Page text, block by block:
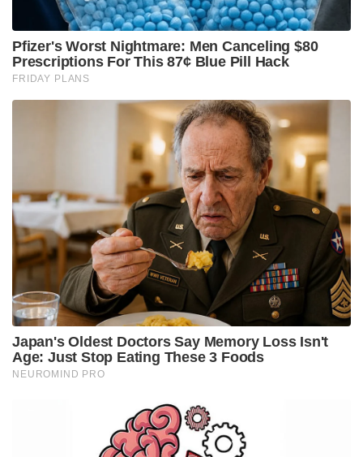
1950 കളിലാണ് ഈ റൈഫിളുകളുടെ പിറവി.
വിയറ്റ്നാം യുദ്ധത്തിനിടെ ജംഗിൾ വാർഫെയറിന്
വേണ്ടിയായിരുന്നു ഈ റൈഫിളുകൾ ആദ്യം
നിർമ്മിച്ചത്. കുറഞ്ഞഭാരം, കൃത്യത, പ്രഹരശേഷി
കരുത്തുറ്റതാക്കുന്നത്. 550 മീറ്ററാണ് ഈ
റൈഫിളുകളുടെ ദൂരപരിധി. 3600 മീറ്ററാണ് പരമാവധി
പ്രഹര ശേഷി. ഒറ്റ പുള്ളിൽ 20 മുതൽ 100 റൗണ്ട്
വെടിയുതിർക്കാൻ ഇതിന് ശേഷിയുണ്ട്.
3 കിലോയിൽ താഴെയാണ് ഈ തോക്കുകളുടെ ഭാരം.
ഇത് കൈകാര്യം ചെയ്യൽ എളുപ്പമാക്കുന്നു. സെമി
ഓട്ടോ മാറ്റിക്, ഫുൾ ഓട്ടോമാറ്റിക് മോഡുകളിൽ ഇത
ഉപയോഗിക്കാം. എം4 കാർബൈൻ റൈഫിളുകളുടെ
ചെറിയ പതിപ്പാണ് എം. 16.
ലോകത്തെ ഏറ്റവും അപകടകാരിയായ
റൈഫിളുകളിൽ മൂന്നാമത്തേത് ആണ് ഹെക്ലർ ആന്റ്
കോച്ച് എംപി 5 റൈഫിൾ. ജർമ്മനിയാണ് ഈ
ആണ് ഇതിന്റെ പിറവി. ജർമ്മനിയിലെ പ്രമുഖ തോക്ക്
നിർമ്മാതാക്കളായ ഹെക്ലർ ആന്റ് കോച്ച് എന്ന